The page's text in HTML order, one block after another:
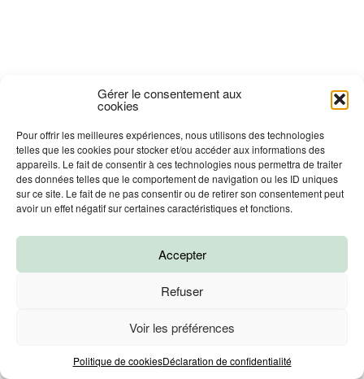
Gérer le consentement aux
cookies
Pour offrir les meilleures expériences, nous utilisons des technologies
telles que les cookies pour stocker et/ou accéder aux informations des
appareils. Le fait de consentir à ces technologies nous permettra de traiter
des données telles que le comportement de navigation ou les ID uniques
sur ce site. Le fait de ne pas consentir ou de retirer son consentement peut
avoir un effet négatif sur certaines caractéristiques et fonctions.
Accepter
Refuser
Voir les préférences
Politique de cookiesDéclaration de confidentialité
Prendre un RDV